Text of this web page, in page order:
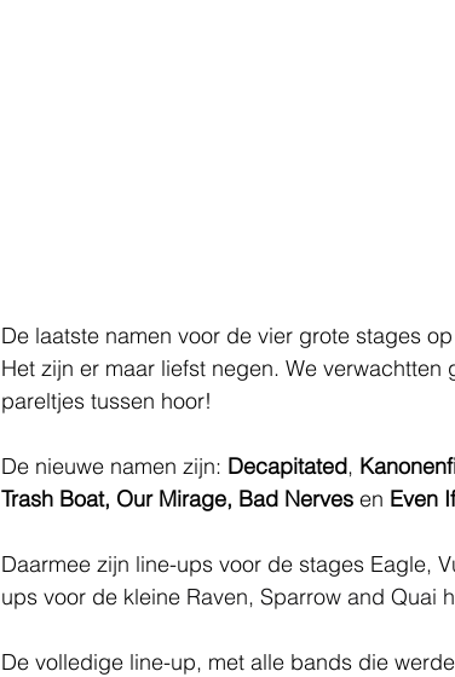
De laatste namen voor de vier grote stages
Het zijn er maar liefst negen. We
pareltjes tussen hoor!
De nieuwe namen zijn: Decapitated,
Trash Boat, Our Mirage, Bad Nerves en Even
Daarmee zijn line-ups voor de stages Eagle,
ups voor de kleine Raven, Sparrow and Quai
De volledige line-up, met alle bands die